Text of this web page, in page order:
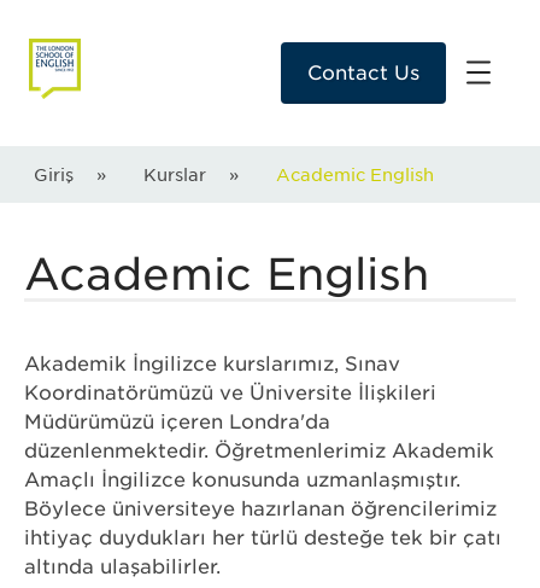
Contact Us
Giriş » Kurslar » Academic English
Academic English
Akademik İngilizce kurslarımız, Sınav
Koordinatörümüzü ve Üniversite İlişkileri
Müdürümüzü içeren Londra'da
düzenlenmektedir. Öğretmenlerimiz Akademik
Amaçlı İngilizce konusunda uzmanlaşmıştır.
Böylece üniversiteye hazırlanan öğrencilerimiz
ihtiyaç duydukları her türlü desteğe tek bir çatı
altında ulaşabilirler.